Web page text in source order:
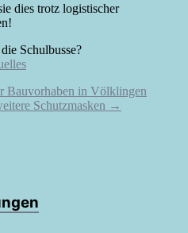
dies trotz logistischer
Schulbusse?
Bauvorhaben in Völklingen
Schutzmasken →